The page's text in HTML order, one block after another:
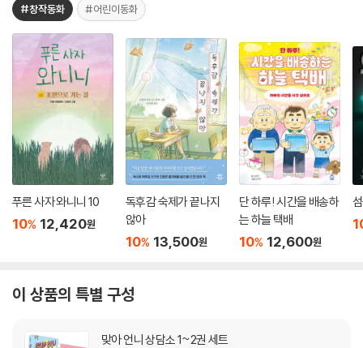
#창작동화 #어린이동화
푸른 사자 와니니 10
10% 12,420원
독후감 숙제가 끝나지
않아
10% 13,500원
단 하루! 시간을 배송하
는 하늘 택배
10% 12,600원
이 상품의 특별 구성
맞아 언니 상담소 1~2권 세트